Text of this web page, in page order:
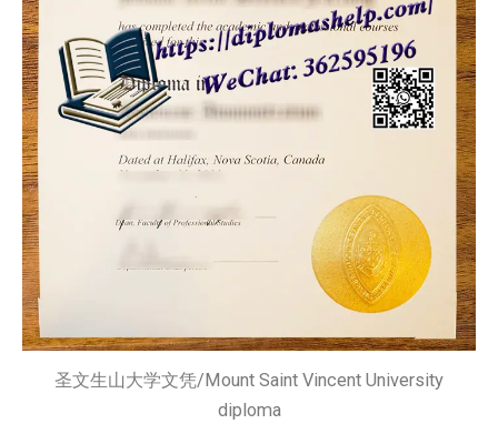
圣文生山大学文凭/Mount Saint Vincent University
diploma